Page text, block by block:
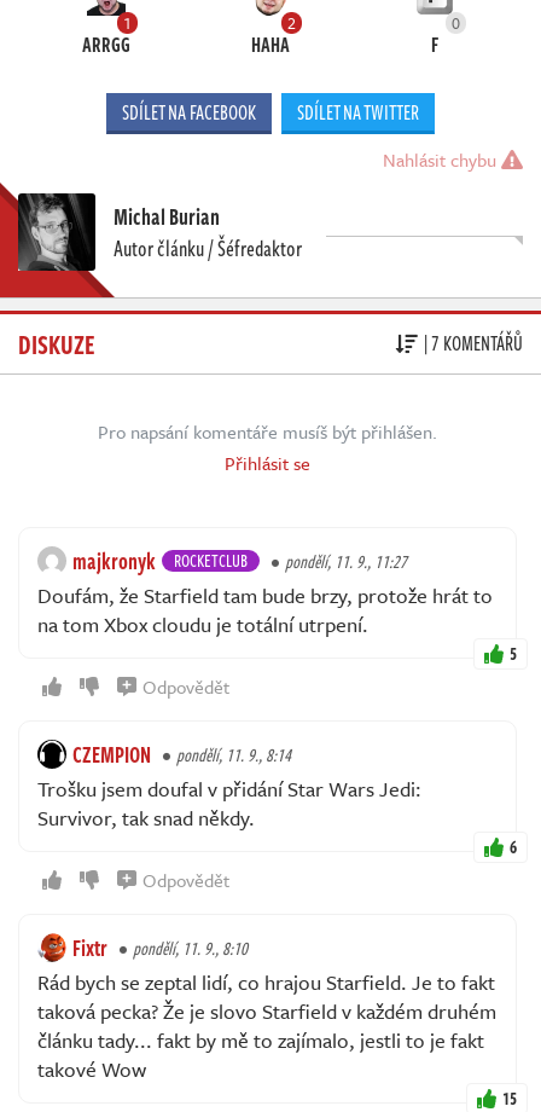
1
ARRGG
2
HAHA
0
F
SDÍLET NA FACEBOOK SDÍLET NA TWITTER
Nahlásit chybu
Michal Burian
Autor článku / Šéfredaktor
DISKUZE | 7 KOMENTÁŘŮ
Pro napsání komentáře musíš být přihlášen.
Přihlásit se
majkronyk ROCKETCLUB pondělí, 11. 9., 11:27
Doufám, že Starfield tam bude brzy, protože hrát to
na tom Xbox cloudu je totální utrpení.
5
Odpovědět
CZEMPION pondělí, 11. 9., 8:14
Trošku jsem doufal v přidání Star Wars Jedi:
Survivor, tak snad někdy.
6
Odpovědět
Fixtr pondělí, 11. 9., 8:10
Rád bych se zeptal lidí, co hrajou Starfield. Je to fakt
taková pecka? Že je slovo Starfield v každém druhém
článku tady... fakt by mě to zajímalo, jestli to je fakt
takové Wow
15